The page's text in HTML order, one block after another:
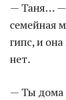
— Таня… —
семейная
гипс, и
нет.
— Ты дома